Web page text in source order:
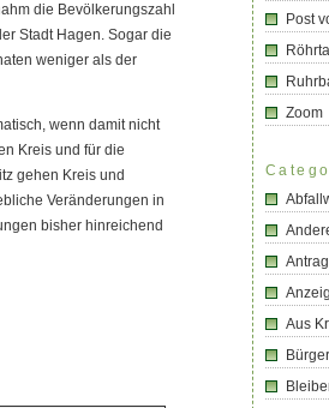
die Bevölkerungszahl
Stadt Hagen. Sogar die
weniger als der
wenn damit nicht
Kreis und für die
gehen Kreis und
Veränderungen in
bisher hinreichend
Post
Zoom
Aus